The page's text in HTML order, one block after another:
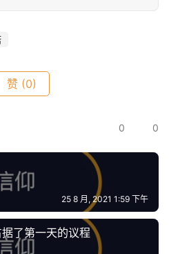
赞 (0)
0 0
25 8 月, 2021 1:59 下午
了第一天的议程